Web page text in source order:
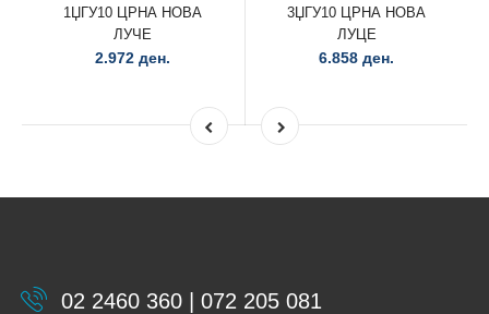
1ЏГУ10 ЦРНА НОВА
ЛУЧЕ
2.972 ден.
3ЏГУ10 ЦРНА НОВА
ЛУЦЕ
6.858 ден.
02 2460 360 | 072 205 081